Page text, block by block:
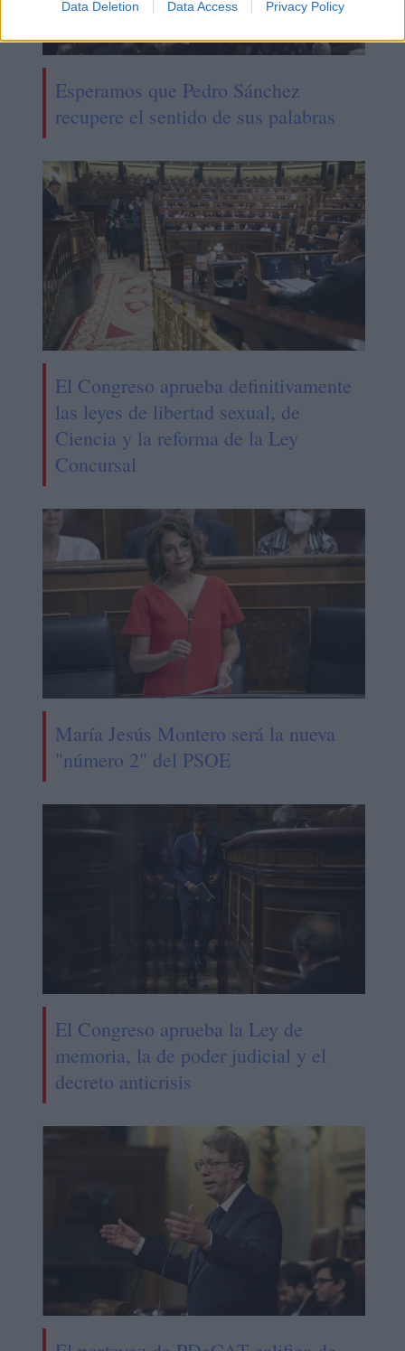
Data Deletion Data Access Privacy Policy
Esperamos que Pedro Sánchez
recupere el sentido de sus palabras
El Congreso aprueba definitivamente
las leyes de libertad sexual, de
Ciencia y la reforma de la Ley
Concursal
María Jesús Montero será la nueva
"número 2" del PSOE
El Congreso aprueba la Ley de
memoria, la de poder judicial y el
decreto anticrisis